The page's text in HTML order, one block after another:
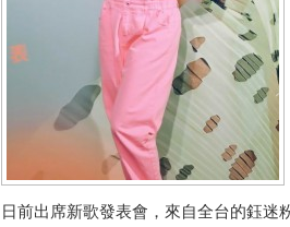
日前出席新歌發表會，來自全台的鈺